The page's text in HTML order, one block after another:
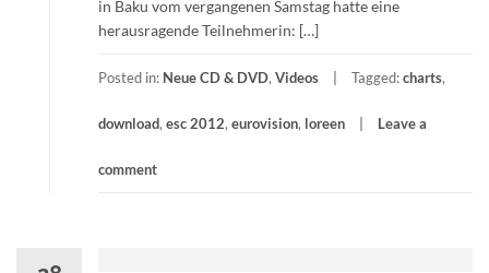
in Baku vom vergangenen Samstag hatte eine
herausragende Teilnehmerin: […]
Posted in: Neue CD & DVD, Videos Tagged:charts,
download, esc 2012, eurovision, loreen Leave a
comment